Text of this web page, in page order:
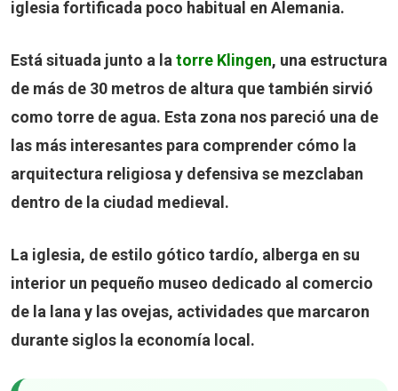
iglesia fortificada poco habitual en Alemania.
Está situada junto a la torre Klingen, una estructura
de más de 30 metros de altura que también sirvió
como torre de agua. Esta zona nos pareció una de
las más interesantes para comprender cómo la
arquitectura religiosa y defensiva se mezclaban
dentro de la ciudad medieval.
La iglesia, de estilo gótico tardío, alberga en su
interior un pequeño museo dedicado al comercio
de la lana y las ovejas, actividades que marcaron
durante siglos la economía local.